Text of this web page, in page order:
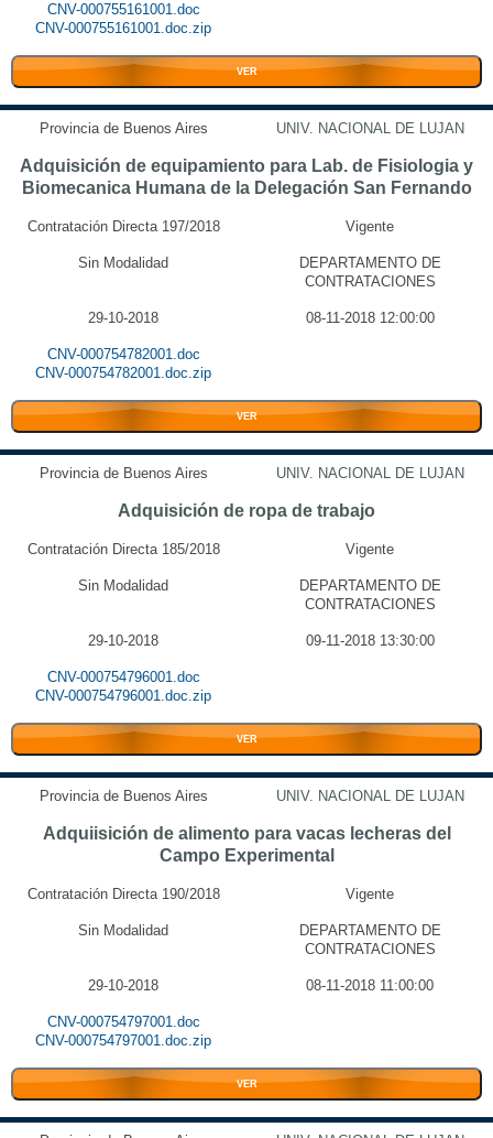
CNV-000755161001.doc
CNV-000755161001.doc.zip
VER
Provincia de Buenos Aires UNIV. NACIONAL DE LUJAN
Adquisición de equipamiento para Lab. de Fisiologia y
Biomecanica Humana de la Delegación San Fernando
Contratación Directa 197/2018 Vigente
Sin Modalidad
DEPARTAMENTO DE
CONTRATACIONES
29-10-2018 08-11-2018 12:00:00
CNV-000754782001.doc
CNV-000754782001.doc.zip
VER
Provincia de Buenos Aires UNIV. NACIONAL DE LUJAN
Adquisición de ropa de trabajo
Contratación Directa 185/2018 Vigente
Sin Modalidad
DEPARTAMENTO DE
CONTRATACIONES
29-10-2018 09-11-2018 13:30:00
CNV-000754796001.doc
CNV-000754796001.doc.zip
VER
Provincia de Buenos Aires UNIV. NACIONAL DE LUJAN
Adquiisición de alimento para vacas lecheras del
Campo Experimental
Contratación Directa 190/2018 Vigente
Sin Modalidad
DEPARTAMENTO DE
CONTRATACIONES
29-10-2018 08-11-2018 11:00:00
CNV-000754797001.doc
CNV-000754797001.doc.zip
VER